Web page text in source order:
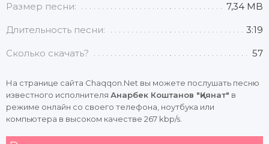
Размер песни: 7,34 MB
Длительность песни: 3:19
Сколько скачать? 57
На странице сайта Chaqqon.Net вы можете послушать песню
известного исполнителя Анарбек Коштанов "Қиянат" в
режиме онлайн со своего телефона, ноутбука или
компьютера в высоком качестве 267 kbp/s.